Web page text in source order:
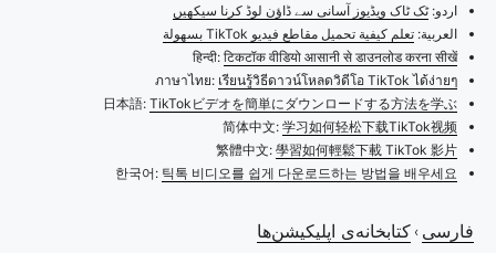
اردو:ٹک ٹاک ویڈیوز آسانی سے ڈاؤن لوڈ کرنا سیکھیں
العربية: تعلم كيفية تحميل مقاطع فيديو TikTok بسهولة
हिन्दी: टिकटॉक वीडियो आसानी से डाउनलोड करना सीखें
ภาษาไทย: เรียนรู้วิธีดาวน์โหลดวิดีโอ TikTok ได้ง่ายๆ
日本語: TikTokビデオを簡単にダウンロードする方法を学ぶ
简体中文: 学习如何轻松下载TikTok视频
繁體中文: 學習如何輕鬆下載 TikTok 影片
한국어: 틱톡 비디오를 쉽게 다운로드하는 방법을 배우세요
فارسی › کتابخانه‌ی اپلیکیشن‌ها